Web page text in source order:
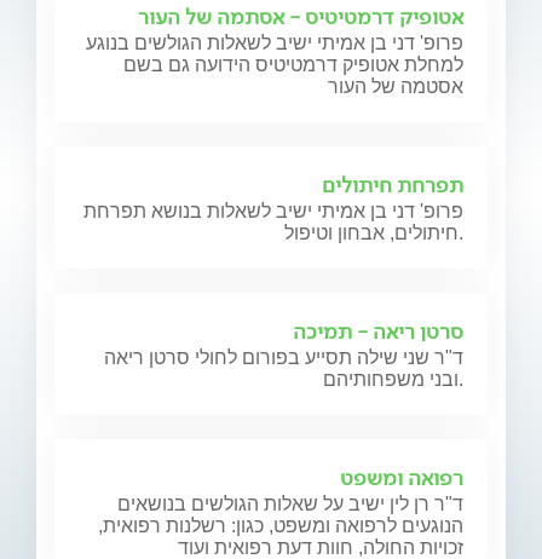
אטופיק דרמטיטיס - אסתמה של העור
פרופ' דני בן אמיתי ישיב לשאלות הגולשים בנוגע
למחלת אטופיק דרמטיטיס הידועה גם בשם
אסטמה של העור
תפרחת חיתולים
פרופ' דני בן אמיתי ישיב לשאלות בנושא תפרחת
חיתולים, אבחון וטיפול.
סרטן ריאה - תמיכה
ד"ר שני שילה תסייע בפורום לחולי סרטן ריאה
ובני משפחותיהם.
רפואה ומשפט
ד"ר רן לין ישיב על שאלות הגולשים בנושאים
הנוגעים לרפואה ומשפט, כגון: רשלנות רפואית,
זכויות החולה, חוות דעת רפואית ועוד